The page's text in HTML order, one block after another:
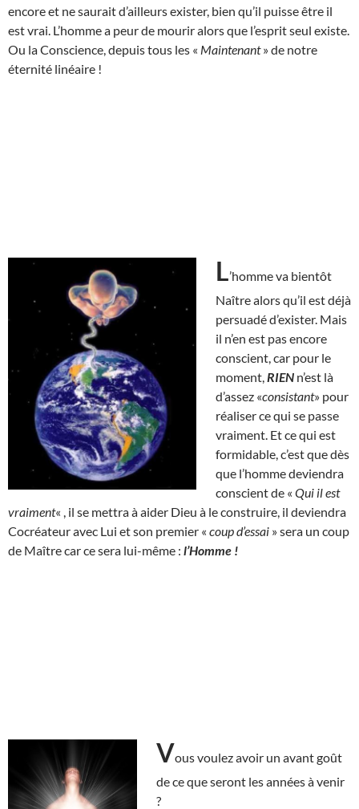
encore et ne saurait d’ailleurs exister, bien qu’il puisse être il
est vrai. L’homme a peur de mourir alors que l’esprit seul existe.
Ou la Conscience, depuis tous les « Maintenant» de notre
éternité linéaire !
L’homme va bientôt
Naître alors qu’il est déjà
persuadé d’exister. Mais
il n’en est pas encore
conscient, car pour le
moment, RIEN n’est là
d’assez «consistant» pour
réaliser ce qui se passe
vraiment. Et ce qui est
formidable, c’est que dès
que l’homme deviendra
conscient de « Qui il est
vraiment« , il se mettra à aider Dieu à le construire, il deviendra
Cocréateur avec Lui et son premier « coup d’essai » sera un coup
de Maître car ce sera lui-même : l’Homme !
Vous voulez avoir un avant goût
de ce que seront les années à venir
?